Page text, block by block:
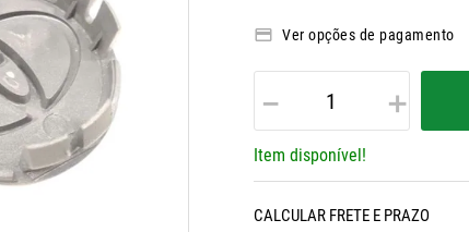
Ver opções de pagamento
＋
－
Item disponível!